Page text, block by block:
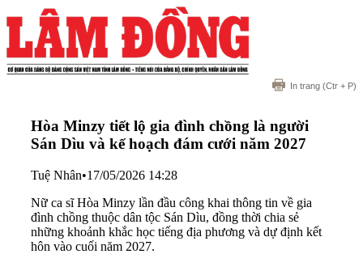
In trang (Ctr + P)
Hòa Minzy tiết lộ gia đình chồng là người
Sán Dìu và kế hoạch đám cưới năm 2027
Tuệ Nhân•17/05/2026 14:28
Nữ ca sĩ Hòa Minzy lần đầu công khai thông tin về gia
đình chồng thuộc dân tộc Sán Dìu, đồng thời chia sẻ
những khoảnh khắc học tiếng địa phương và dự định kết
hôn vào cuối năm 2027.